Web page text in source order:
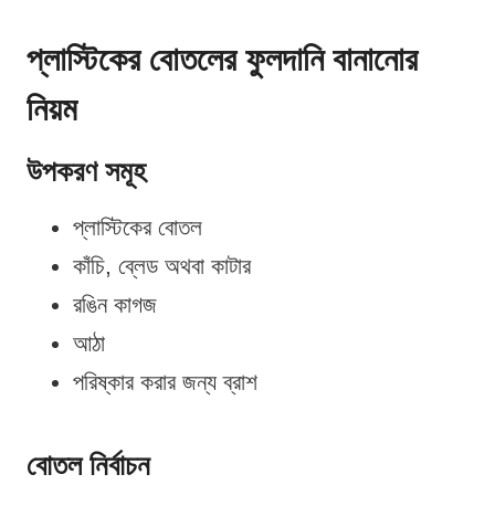
প্লাস্টিকের বোতলের ফুলদানি বানানোর
নিয়ম
উপকরণ সমূহ
প্লাস্টিকের বোতল
কাঁচি, ব্লেড অথবা কাটার
রঙিন কাগজ
আঠা
পরিষ্কার করার জন্য ব্রাশ
বোতল নির্বাচন